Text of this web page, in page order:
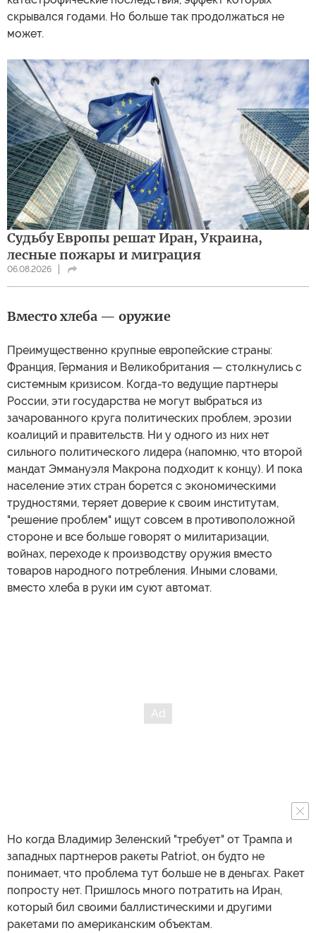
скрывался годами. Но больше так продолжаться не
может.
Судьбу Европы решат Иран, Украина,
лесные пожары и миграция
06.08.2026
Вместо хлеба — оружие
Преимущественно крупные европейские страны:
Франция, Германия и Великобритания — столкнулись с
системным кризисом. Когда-то ведущие партнеры
России, эти государства не могут выбраться из
зачарованного круга политических проблем, эрозии
коалиций и правительств. Ни у одного из них нет
сильного политического лидера (напомню, что второй
мандат Эммануэля Макрона подходит к концу). И пока
население этих стран борется с экономическими
трудностями, теряет доверие к своим институтам,
"решение проблем" ищут совсем в противоположной
стороне и все больше говорят о милитаризации,
войнах, переходе к производству оружия вместо
товаров народного потребления. Иными словами,
вместо хлеба в руки им суют автомат.
Но когда Владимир Зеленский "требует" от Трампа и
западных партнеров ракеты Patriot, он будто не
понимает, что проблема тут больше не в деньгах. Ракет
попросту нет. Пришлось много потратить на Иран,
который бил своими баллистическими и другими
ракетами по американским объектам.